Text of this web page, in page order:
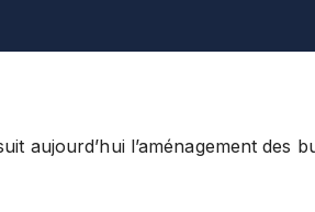
aujourd’hui l’aménagement des